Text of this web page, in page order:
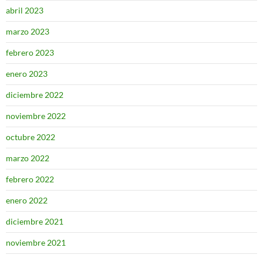
abril 2023
marzo 2023
febrero 2023
enero 2023
diciembre 2022
noviembre 2022
octubre 2022
marzo 2022
febrero 2022
enero 2022
diciembre 2021
noviembre 2021